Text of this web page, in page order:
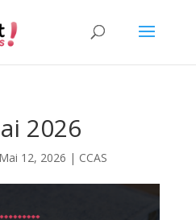
2026
Mai 12, 2026 | CCAS